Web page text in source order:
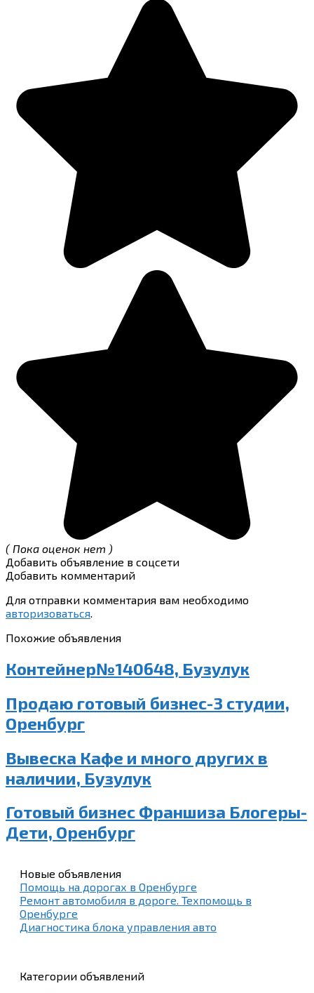
( Пока оценок нет )
Добавить объявление в соцсети
Добавить комментарий
Для отправки комментария вам необходимо
авторизоваться.
Похожие объявления
Контейнер№140648, Бузулук
Продаю готовый бизнес-3 студии,
Оренбург
Вывеска Кафе и много других в
наличии, Бузулук
Готовый бизнес Франшиза Блогеры-
Дети, Оренбург
Новые объявления
Помощь на дорогах в Оренбурге
Ремонт автомобиля в дороге. Техпомощь в
Оренбурге
Диагностика блока управления авто
Категории объявлений